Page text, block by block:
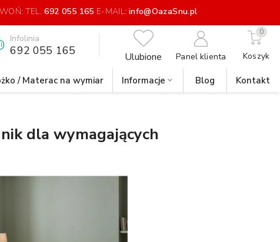
TEL. 692 055 165 E-MAIL: info@OazaSnu.pl
Infolinia
692 055 165 Panel klienta
0
Koszyk
Ulubione
/ Materac na wymiar Informacje Blog Kontakt
dla wymagających